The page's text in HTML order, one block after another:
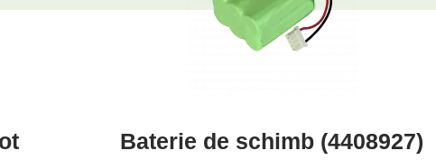
Baterie de schimb (4408927)